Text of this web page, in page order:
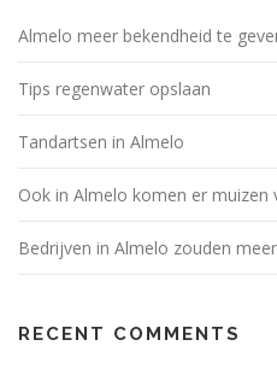
Almelo meer bekendheid te
Tips regenwater opslaan
Tandartsen in Almelo
Ook in Almelo komen er muizen
Bedrijven in Almelo zouden
RECENT COMMENTS